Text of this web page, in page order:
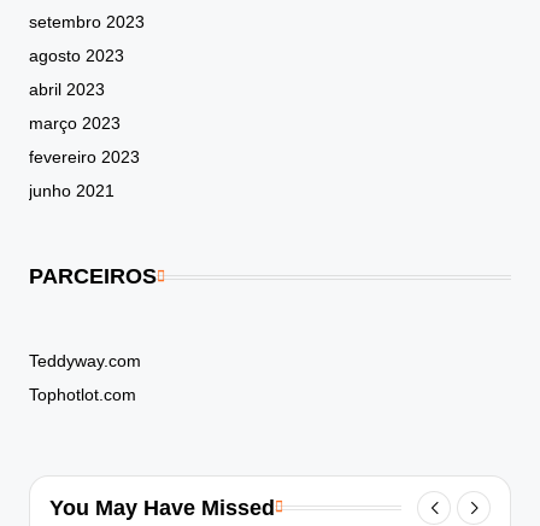
setembro 2023
agosto 2023
abril 2023
março 2023
fevereiro 2023
junho 2021
PARCEIROS
Teddyway.com
Tophotlot.com
You May Have Missed